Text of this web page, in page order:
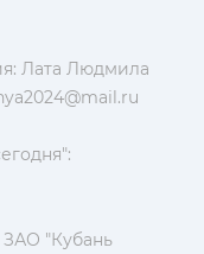
Лата Людмила
"Кубань